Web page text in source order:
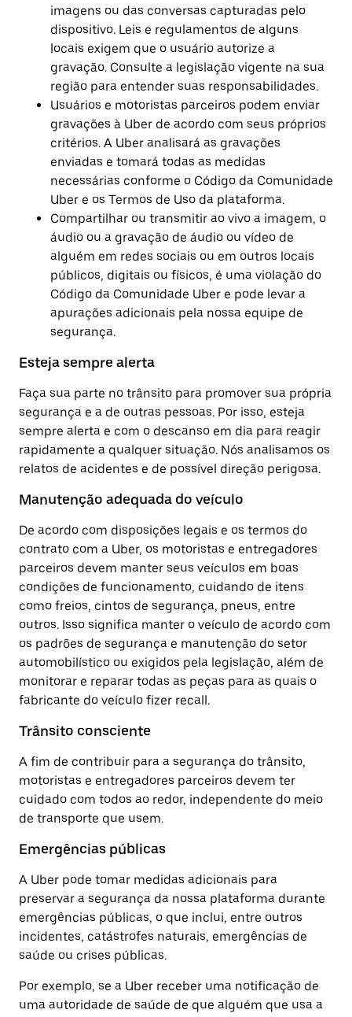
imagens ou das conversas capturadas pelo
dispositivo. Leis e regulamentos de alguns
locais exigem que o usuário autorize a
gravação. Consulte a legislação vigente na sua
região para entender suas responsabilidades.
Usuários e motoristas parceiros podem enviar
gravações à Uber de acordo com seus próprios
critérios. A Uber analisará as gravações
enviadas e tomará todas as medidas
necessárias conforme o Código da Comunidade
Uber e os Termos de Uso da plataforma.
Compartilhar ou transmitir ao vivo a imagem, o
áudio ou a gravação de áudio ou vídeo de
alguém em redes sociais ou em outros locais
públicos, digitais ou físicos, é uma violação do
Código da Comunidade Uber e pode levar a
apurações adicionais pela nossa equipe de
segurança.
Esteja sempre alerta
Faça sua parte no trânsito para promover sua própria
segurança e a de outras pessoas. Por isso, esteja
sempre alerta e com o descanso em dia para reagir
rapidamente a qualquer situação. Nós analisamos os
relatos de acidentes e de possível direção perigosa.
Manutenção adequada do veículo
De acordo com disposições legais e os termos do
contrato com a Uber, os motoristas e entregadores
parceiros devem manter seus veículos em boas
condições de funcionamento, cuidando de itens
como freios, cintos de segurança, pneus, entre
outros. Isso significa manter o veículo de acordo com
os padrões de segurança e manutenção do setor
automobilístico ou exigidos pela legislação, além de
monitorar e reparar todas as peças para as quais o
fabricante do veículo fizer recall.
Trânsito consciente
A fim de contribuir para a segurança do trânsito,
motoristas e entregadores parceiros devem ter
cuidado com todos ao redor, independente do meio
de transporte que usem.
Emergências públicas
A Uber pode tomar medidas adicionais para
preservar a segurança da nossa plataforma durante
emergências públicas, o que inclui, entre outros
incidentes, catástrofes naturais, emergências de
saúde ou crises públicas.
Por exemplo, se a Uber receber uma notificação de
uma autoridade de saúde de que alguém que usa a